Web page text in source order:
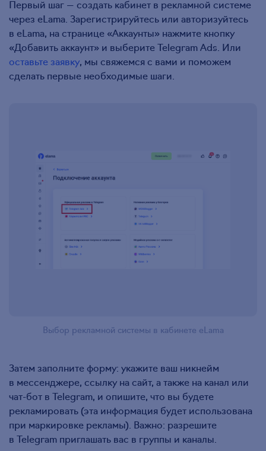
Первый шаг — создать кабинет в рекламной системе
через eLama. Зарегистрируйтесь или авторизуйтесь
в eLama, на странице «Аккаунты» нажмите кнопку
«Добавить аккаунт» и выберите Telegram Ads. Или
оставьте заявку, мы свяжемся с вами и поможем
сделать первые необходимые шаги.
Выбор рекламной системы в кабинете eLama
Затем заполните форму: укажите ваш никнейм
в мессенджере, ссылку на сайт, а также на канал или
чат-бот в Telegram, и опишите, что вы будете
рекламировать (эта информация будет использована
при маркировке рекламы). Важно: разрешите
в Telegram приглашать вас в группы и каналы.